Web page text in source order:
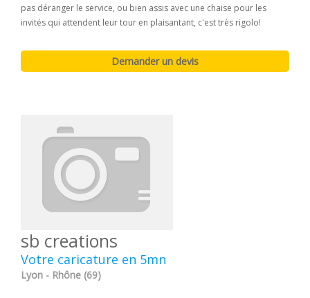
pas déranger le service, ou bien assis avec une chaise pour les
invités qui attendent leur tour en plaisantant, c'est très rigolo!
sb creations
Votre caricature en 5mn
Lyon - Rhône (69)